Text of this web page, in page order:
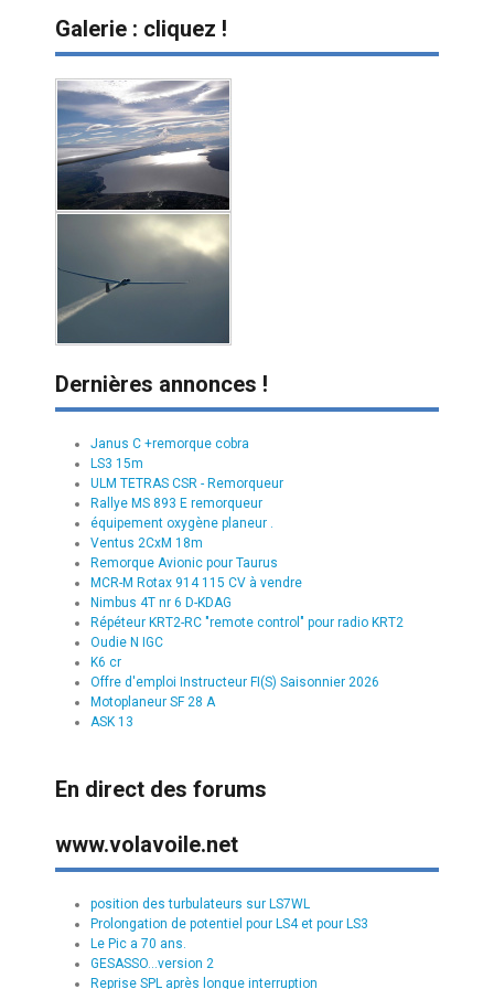
Galerie : cliquez !
Dernières annonces !
Janus C +remorque cobra
LS3 15m
ULM TETRAS CSR - Remorqueur
Rallye MS 893 E remorqueur
équipement oxygène planeur .
Ventus 2CxM 18m
Remorque Avionic pour Taurus
MCR-M Rotax 914 115 CV à vendre
Nimbus 4T nr 6 D-KDAG
Répéteur KRT2-RC "remote control" pour radio KRT2
Oudie N IGC
K6 cr
Offre d'emploi Instructeur FI(S) Saisonnier 2026
Motoplaneur SF 28 A
ASK 13
En direct des forums
www.volavoile.net
position des turbulateurs sur LS7WL
Prolongation de potentiel pour LS4 et pour LS3
Le Pic a 70 ans.
GESASSO...version 2
Reprise SPL après longue interruption